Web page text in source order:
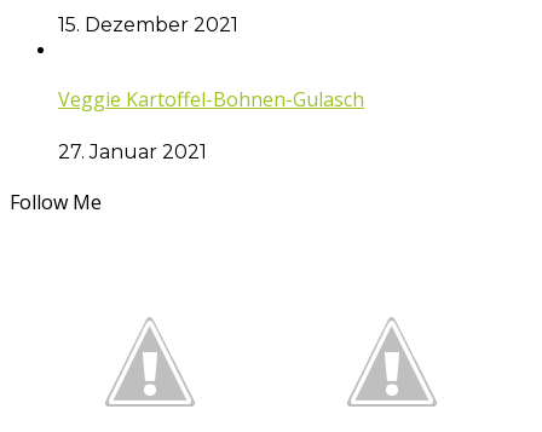
15. Dezember 2021
Veggie Kartoffel-Bohnen-Gulasch
27. Januar 2021
Follow Me